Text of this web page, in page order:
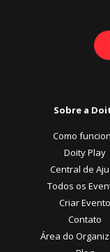
Sobre a
Como
Doity Play
Central de
Todos os
Criar Evento
Contato
Área do